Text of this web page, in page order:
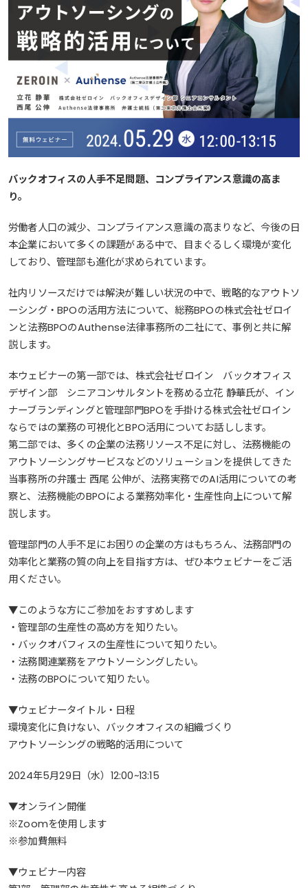
バックオフィスの人手不足問題、コンプライアンス意識の高ま
り。
労働者人口の減少、コンプライアンス意識の高まりなど、今後の日
本企業において多くの課題がある中で、目まぐるしく環境が変化
しており、管理部も進化が求められています。
社内リソースだけでは解決が難しい状況の中で、戦略的なアウトソ
ーシング・BPOの活用方法について、総務BPOの株式会社ゼロイ
ンと法務BPOのAuthense法律事務所の二社にて、事例と共に解
説します。
本ウェビナーの第一部では、株式会社ゼロイン バックオフィス
デザイン部 シニアコンサルタントを務める立花 静華氏が、イン
ナーブランディングと管理部門BPOを手掛ける株式会社ゼロイン
ならではの業務の可視化とBPO活用についてお話しします。
第二部では、多くの企業の法務リソース不足に対し、法務機能の
アウトソーシングサービスなどのソリューションを提供してきた
当事務所の弁護士 西尾 公伸が、法務実務でのAI活用についての考
察と、法務機能のBPOによる業務効率化・生産性向上について解
説します。
管理部門の人手不足にお困りの企業の方はもちろん、法務部門の
効率化と業務の質の向上を目指す方は、ぜひ本ウェビナーをご活
用ください。
▼このような方にご参加をおすすめします
・管理部の生産性の高め方を知りたい。
・バックオバフィスの生産性について知りたい。
・法務関連業務をアウトソーシングしたい。
・法務のBPOについて知りたい。
▼ウェビナータイトル・日程
環境変化に負けない、バックオフィスの組織づくり
アウトソーシングの戦略的活用について
2024年5月29日（水）12:00~13:15
▼オンライン開催
※Zoomを使用します
※参加費無料
▼ウェビナー内容